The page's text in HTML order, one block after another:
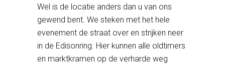
Wel is de locatie anders dan u van ons
gewend bent. We steken met het hele
evenement de straat over en strijken neer
in de Edisonring. Hier kunnen alle oldtimers
en marktkramen op de verharde weg